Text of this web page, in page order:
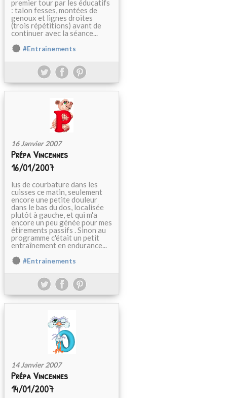
premier tour par les éducatifs
: talon fesses, montées de
genoux et lignes droites
(trois répétitions) avant de
continuer avec la séance...
#Entrainements
16 Janvier 2007
Prépa Vincennes
16/01/2007
lus de courbature dans les
cuisses ce matin, seulement
encore une petite douleur
dans le bas du dos, localisée
plutôt à gauche, et qui m'a
encore un peu génée pour mes
étirements passifs . Sinon au
programme c'était un petit
entraînement en endurance...
#Entrainements
14 Janvier 2007
Prépa Vincennes
14/01/2007